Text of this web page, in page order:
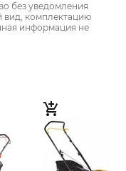
без уведомления
вид, комплектацию
информация не